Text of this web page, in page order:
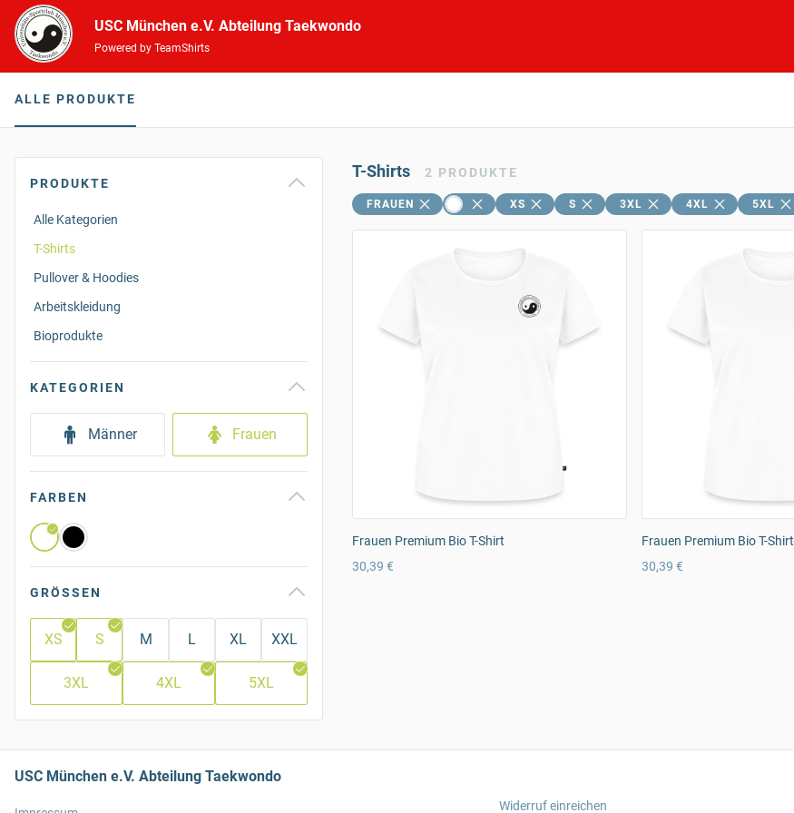
USC München e.V. Abteilung Taekwondo
Powered by TeamShirts
ALLE PRODUKTE
PRODUKTE
Alle Kategorien
T-Shirts
Pullover & Hoodies
Arbeitskleidung
Bioprodukte
KATEGORIEN
Männer Frauen
FARBEN
GRÖSSEN
XS S M L XL XXL
3XL 4XL 5XL
T-Shirts 2 PRODUKTE
FRAUEN XS S 3XL 4XL 5XL
Frauen Premium Bio T-Shirt
30,39 €
Frauen Premium Bio T-Shirt
30,39 €
USC München e.V. Abteilung Taekwondo
Widerruf einreichen